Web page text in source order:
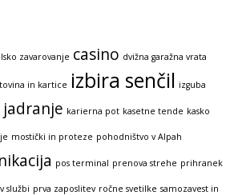
zavarovanje casino dvižna garažna vrata
in kartice izbira senčil izguba
jadranje karierna pot kasetne tende kasko
mostički in proteze pohodništvo v Alpah
pos terminal prenova strehe prihranek
službi prva zaposlitev ročne svetilke samozavest in